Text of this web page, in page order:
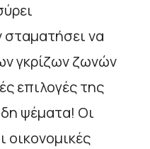
σταματήσει να
γκρίζων ζωνών
επιλογές της
ψέματα! Οι
οικονομικές